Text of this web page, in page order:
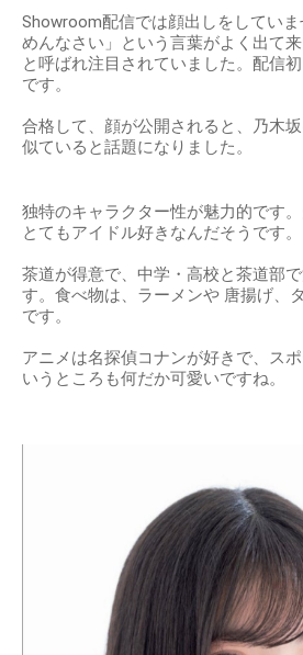
Showroom配信では顔出しをしてい
めんなさい」という言葉がよく出て来
と呼ばれ注目されていました。配信
です。
合格して、顔が公開されると、乃木
似ていると話題になりました。
独特のキャラクター性が魅力的です。
とてもアイドル好きなんだそうです。
茶道が得意で、中学・高校と茶道部
す。食べ物は、ラーメンや 唐揚げ、
です。
アニメは名探偵コナンが好きで、ス
いうところも何だか可愛いですね。